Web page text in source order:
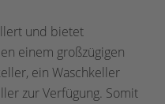
und bietet
einem großzügigen
ein Waschkeller
zur Verfügung. Somit